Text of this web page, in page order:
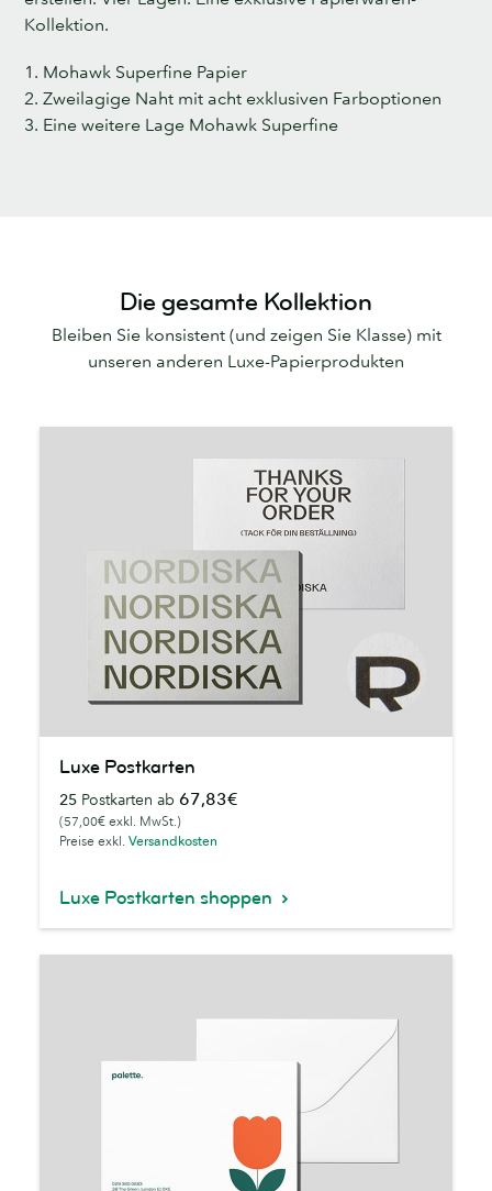
Kollektion.
1. Mohawk Superfine Papier
2. Zweilagige Naht mit acht exklusiven Farboptionen
3. Eine weitere Lage Mohawk Superfine
Die gesamte Kollektion
Bleiben Sie konsistent (und zeigen Sie Klasse) mit
unseren anderen Luxe-Papierprodukten
Postkarten
Luxe Postkarten
25 Postkarten ab 67,83€
(57,00€ exkl. MwSt.)
Preise exkl. Versandkosten
Luxe Postkarten shoppen